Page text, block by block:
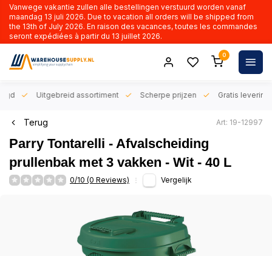
Vanwege vakantie zullen alle bestellingen verstuurd worden vanaf
maandag 13 juli 2026. Due to vacation all orders will be shipped from
the 13th of July 2026. En raison des vacances, toutes les commandes
seront expédiées à partir du 13 juillet 2026.
0
Uitgebreid assortiment Scherpe prijzen Gratis levering
Terug Art: 19-12997
Parry Tontarelli - Afvalscheiding
prullenbak met 3 vakken - Wit - 40 L
0/10 (0 Reviews) Vergelijk